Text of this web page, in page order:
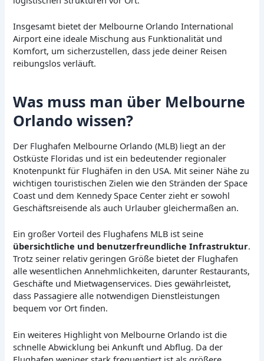
Insgesamt bietet der Melbourne Orlando International
Airport eine ideale Mischung aus Funktionalität und
Komfort, um sicherzustellen, dass jede deiner Reisen
reibungslos verläuft.
Was muss man über Melbourne
Orlando wissen?
Der Flughafen Melbourne Orlando (MLB) liegt an der
Ostküste Floridas und ist ein bedeutender regionaler
Knotenpunkt für Flughäfen in den USA. Mit seiner Nähe zu
wichtigen touristischen Zielen wie den Stränden der Space
Coast und dem Kennedy Space Center zieht er sowohl
Geschäftsreisende als auch Urlauber gleichermaßen an.
Ein großer Vorteil des Flughafens MLB ist seine
übersichtliche und benutzerfreundliche Infrastruktur.
Trotz seiner relativ geringen Größe bietet der Flughafen
alle wesentlichen Annehmlichkeiten, darunter Restaurants,
Geschäfte und Mietwagenservices. Dies gewährleistet,
dass Passagiere alle notwendigen Dienstleistungen
bequem vor Ort finden.
Ein weiteres Highlight von Melbourne Orlando ist die
schnelle Abwicklung bei Ankunft und Abflug. Da der